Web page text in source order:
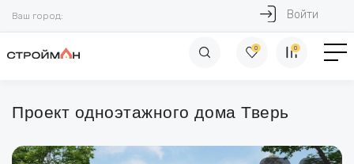
Ваш город: Войти
0 0
Проект одноэтажного дома Тверь